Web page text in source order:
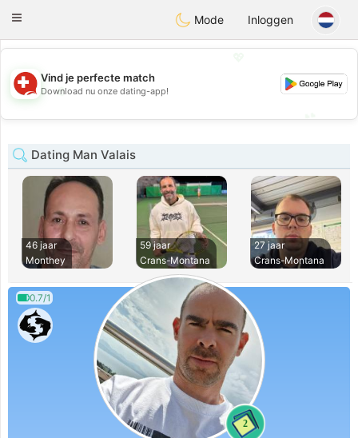
Suissi
Toggle
Mode Inloggen
💖
💕
Vind je perfecte match
Download nu onze dating-app!
Dating Man Valais
46 jaar
Monthey
59 jaar
Crans-Montana
27 jaar
Crans-Montana
0.7/1
2